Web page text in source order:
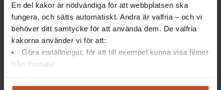
En del kakor är nödvändiga för att webbplatsen ska
fungera, och sätts automatiskt. Andra är valfria – och vi
behöver ditt samtycke för att använda dem. De valfria
kakorna använder vi för att:
Göra inställningar, för att till exempel kunna visa filmer
från Youtube
Analysera trafik för att kunna visa riktad information
2021-09-21